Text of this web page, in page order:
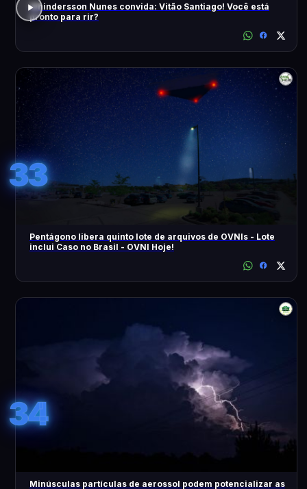
Whindersson Nunes convida: Vitão Santiago! Você está
pronto para rir?
33
Pentágono libera quinto lote de arquivos de OVNIs - Lote
inclui Caso no Brasil - OVNI Hoje!
34
Minúsculas partículas de aerossol podem potencializar as